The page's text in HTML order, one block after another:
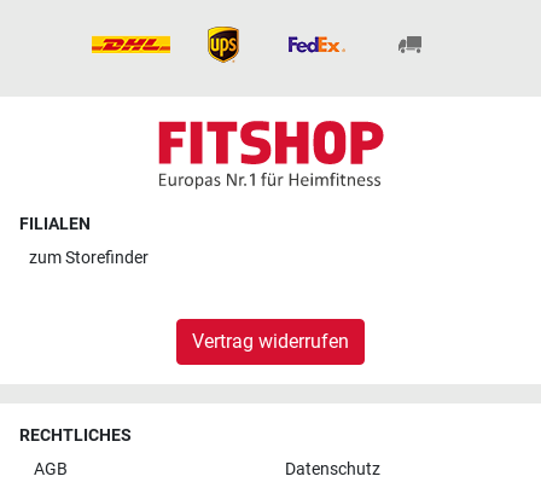
FILIALEN
zumStorefinder
Vertrag widerrufen
RECHTLICHES
AGB
Datenschutz